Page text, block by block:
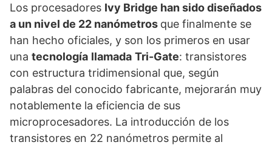
Los procesadores Ivy Bridge han sido diseñados
a un nivel de 22 nanómetros que finalmente se
han hecho oficiales, y son los primeros en usar
una tecnología llamada Tri-Gate: transistores
con estructura tridimensional que, según
palabras del conocido fabricante, mejorarán muy
notablemente la eficiencia de sus
microprocesadores. La introducción de los
transistores en 22 nanómetros permite al